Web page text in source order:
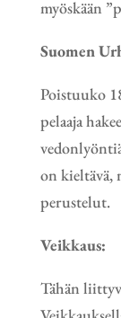
myöskään
Suomen
Poistuuko
pelaaja
on kieltävä,
perustelut.
Veikkaus:
Tähän